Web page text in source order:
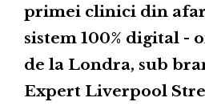
primei clinici din
sistem 100% digital -
de la Londra, sub
Expert Liverpool